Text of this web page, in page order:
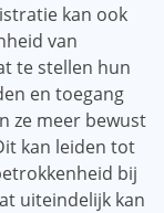
kan ook
van
te stellen hun
en toegang
ze meer bewust
kan leiden tot
bij
uiteindelijk kan